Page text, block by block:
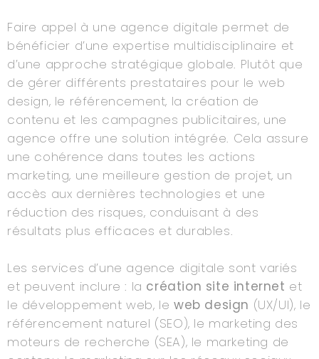
Faire appel à une agence digitale permet de
bénéficier d’une expertise multidisciplinaire et
d’une approche stratégique globale. Plutôt que
de gérer différents prestataires pour le web
design, le référencement, la création de
contenu et les campagnes publicitaires, une
agence offre une solution intégrée. Cela assure
une cohérence dans toutes les actions
marketing, une meilleure gestion de projet, un
accès aux dernières technologies et une
réduction des risques, conduisant à des
résultats plus efficaces et durables.
Les services d’une agence digitale sont variés
et peuvent inclure : la création site internet et
le développement web, leweb design (UX/UI), le
référencement naturel (SEO), le marketing des
moteurs de recherche (SEA), le marketing de